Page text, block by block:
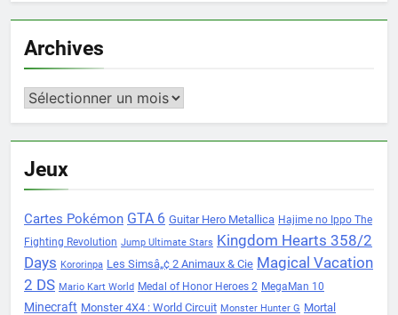
Archives
Archives
Jeux
Cartes Pokémon GTA 6 Guitar Hero Metallica Hajime no Ippo The
Fighting Revolution Jump Ultimate Stars Kingdom Hearts 358/2
Days Kororinpa Les Simsâ„¢ 2 Animaux & Cie Magical Vacation
2 DS Mario Kart World Medal of Honor Heroes 2 MegaMan 10
Minecraft Monster 4X4 : World Circuit Monster Hunter G Mortal